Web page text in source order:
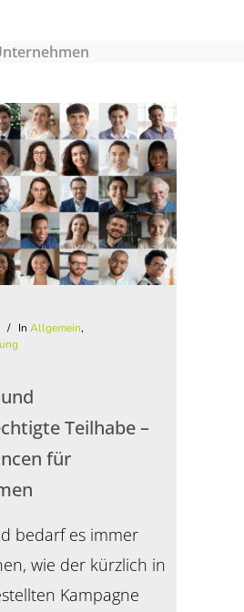
In Allgemein,
Teilhabe –
für
bedarf es immer
wie der kürzlich in
Kampagne